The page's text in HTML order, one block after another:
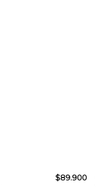
$89.900